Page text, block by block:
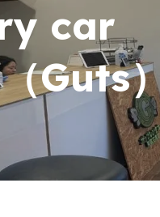
car
Guts）